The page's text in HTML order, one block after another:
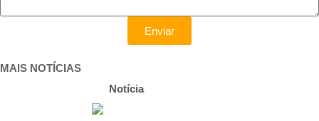
Enviar
MAIS NOTÍCIAS
Notícia